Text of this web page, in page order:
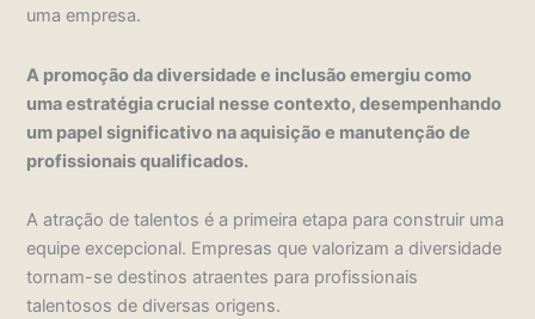
uma empresa.
A promoção da diversidade e inclusão emergiu como
uma estratégia crucial nesse contexto, desempenhando
um papel significativo na aquisição e manutenção de
profissionais qualificados.
A atração de talentos é a primeira etapa para construir uma
equipe excepcional. Empresas que valorizam a diversidade
tornam-se destinos atraentes para profissionais
talentosos de diversas origens.